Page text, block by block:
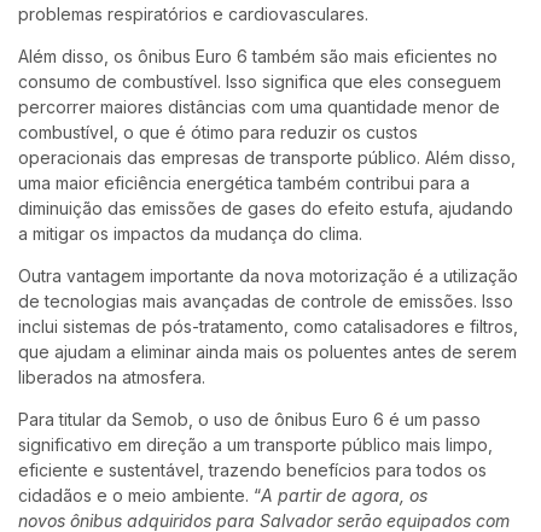
problemas respiratórios e cardiovasculares.
Além disso, os ônibus Euro 6 também são mais eficientes no
consumo de combustível. Isso significa que eles conseguem
percorrer maiores distâncias com uma quantidade menor de
combustível, o que é ótimo para reduzir os custos
operacionais das empresas de transporte público. Além disso,
uma maior eficiência energética também contribui para a
diminuição das emissões de gases do efeito estufa, ajudando
a mitigar os impactos da mudança do clima.
Outra vantagem importante da nova motorização é a utilização
de tecnologias mais avançadas de controle de emissões. Isso
inclui sistemas de pós-tratamento, como catalisadores e filtros,
que ajudam a eliminar ainda mais os poluentes antes de serem
liberados na atmosfera.
Para titular da Semob, o uso de ônibus Euro 6 é um passo
significativo em direção a um transporte público mais limpo,
eficiente e sustentável, trazendo benefícios para todos os
cidadãos e o meio ambiente. “A partir de agora, os
novos ônibus adquiridos para Salvador serão equipados com